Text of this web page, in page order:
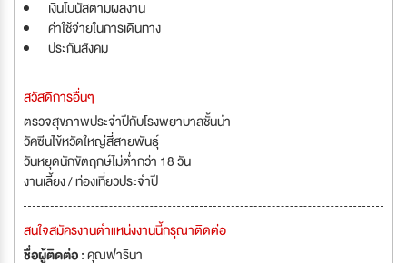
เงินโบนัสตามผลงาน
ค่าใช้จ่ายในการเดินทาง
ประกันสังคม
สวัสดิการอื่นๆ
ตรวจสุขภาพประจำปีกับโรงพยาบาลชั้นนำ
วัคซีนไข้หวัดใหญ่สี่สายพันธุ์
วันหยุดนักขัตฤกษ์ไม่ต่ำกว่า 18 วัน
งานเลี้ยง / ท่องเที่ยวประจำปี
สนใจสมัครงานตำแหน่งงานนี้กรุณาติดต่อ
ชื่อผู้ติดต่อ :คุณฟารินา